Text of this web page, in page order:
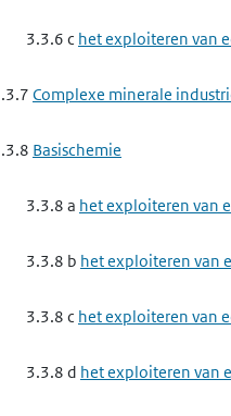
3.3.6 c het exploiteren van
Complexe minerale
Basischemie
3.3.8 a het exploiteren van
3.3.8 b het exploiteren van
3.3.8 c het exploiteren van
3.3.8 d het exploiteren van